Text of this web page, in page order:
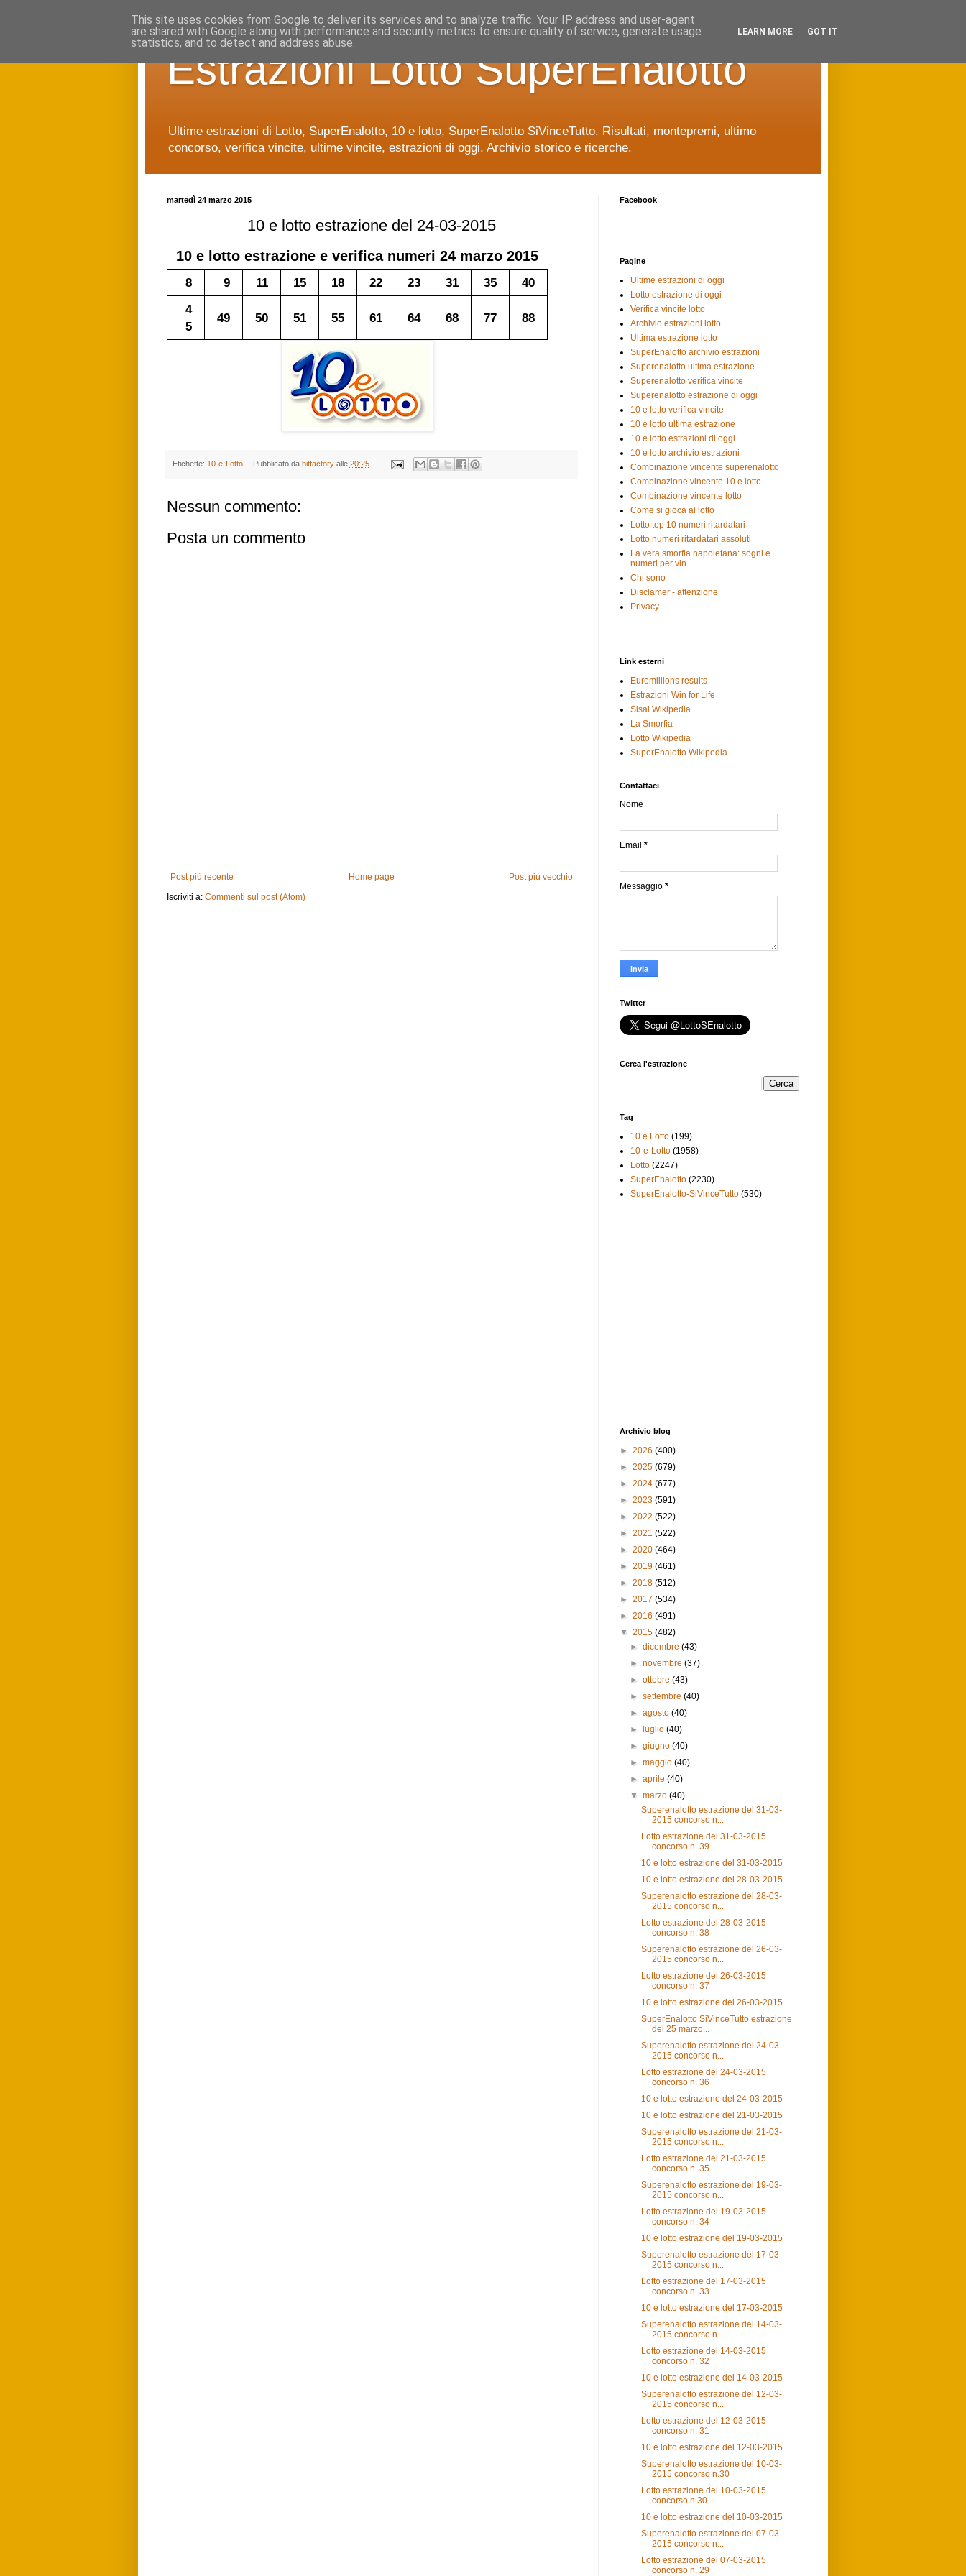
Estrazioni Lotto SuperEnalotto
Ultime estrazioni di Lotto, SuperEnalotto, 10 e lotto, SuperEnalotto SiVinceTutto. Risultati, montepremi, ultimo
concorso, verifica vincite, ultime vincite, estrazioni di oggi. Archivio storico e ricerche.
martedì 24 marzo 2015
10 e lotto estrazione del 24-03-2015
10 e lotto estrazione e verifica numeri 24 marzo 2015
8 9 11 15 18 22 23 31 35
40
4
5
49 50 51 55 61 64 68 77 88
Etichette: 10-e-Lotto Pubblicato da bitfactory alle 20:25
Nessun commento:
Posta un commento
Post più recente Post più vecchio
Home page
Iscriviti a: Commenti sul post (Atom)
Facebook
Pagine
Ultime estrazioni di oggi
Lotto estrazione di oggi
Verifica vincite lotto
Archivio estrazioni lotto
Ultima estrazione lotto
SuperEnalotto archivio estrazioni
Superenalotto ultima estrazione
Superenalotto verifica vincite
Superenalotto estrazione di oggi
10 e lotto verifica vincite
10 e lotto ultima estrazione
10 e lotto estrazioni di oggi
10 e lotto archivio estrazioni
Combinazione vincente superenalotto
Combinazione vincente 10 e lotto
Combinazione vincente lotto
Come si gioca al lotto
Lotto top 10 numeri ritardatari
Lotto numeri ritardatari assoluti
La vera smorfia napoletana: sogni e
numeri per vin...
Chi sono
Disclamer - attenzione
Privacy
Link esterni
Euromillions results
Estrazioni Win for Life
Sisal Wikipedia
La Smorfia
Lotto Wikipedia
SuperEnalotto Wikipedia
Contattaci
Nome
Email *
Messaggio *
Twitter
Cerca l'estrazione
Tag
10 e Lotto (199)
10-e-Lotto (1958)
Lotto (2247)
SuperEnalotto (2230)
SuperEnalotto-SiVinceTutto (530)
Archivio blog
► 2026 (400)
► 2025 (679)
► 2024 (677)
► 2023 (591)
► 2022 (522)
► 2021 (522)
► 2020 (464)
► 2019 (461)
► 2018 (512)
► 2017 (534)
► 2016 (491)
▼ 2015 (482)
►dicembre(43)
►novembre(37)
►ottobre(43)
►settembre(40)
►agosto(40)
►
luglio(40)
►giugno(40)
►maggio(40)
►aprile(40)
▼marzo(40)
Superenalotto estrazione del 31-03-
2015 concorso n...
Lotto estrazione del 31-03-2015
concorso n. 39
10 e lotto estrazione del 31-03-2015
10 e lotto estrazione del 28-03-2015
Superenalotto estrazione del 28-03-
2015 concorso n...
Lotto estrazione del 28-03-2015
concorso n. 38
Superenalotto estrazione del 26-03-
2015 concorso n...
Lotto estrazione del 26-03-2015
concorso n. 37
10 e lotto estrazione del 26-03-2015
SuperEnalotto SiVinceTutto estrazione
del 25 marzo...
Superenalotto estrazione del 24-03-
2015 concorso n...
Lotto estrazione del 24-03-2015
concorso n. 36
10 e lotto estrazione del 24-03-2015
10 e lotto estrazione del 21-03-2015
Superenalotto estrazione del 21-03-
2015 concorso n...
Lotto estrazione del 21-03-2015
concorso n. 35
Superenalotto estrazione del 19-03-
2015 concorso n...
Lotto estrazione del 19-03-2015
concorso n. 34
10 e lotto estrazione del 19-03-2015
Superenalotto estrazione del 17-03-
2015 concorso n...
Lotto estrazione del 17-03-2015
concorso n. 33
10 e lotto estrazione del 17-03-2015
Superenalotto estrazione del 14-03-
2015 concorso n...
Lotto estrazione del 14-03-2015
concorso n. 32
10 e lotto estrazione del 14-03-2015
Superenalotto estrazione del 12-03-
2015 concorso n...
Lotto estrazione del 12-03-2015
concorso n. 31
10 e lotto estrazione del 12-03-2015
Superenalotto estrazione del 10-03-
2015 concorso n.30
Lotto estrazione del 10-03-2015
concorso n.30
10 e lotto estrazione del 10-03-2015
Superenalotto estrazione del 07-03-
2015 concorso n...
Lotto estrazione del 07-03-2015
concorso n. 29
This site uses cookies from Google to deliver its services and to analyze traffic. Your IP address and user-agent
are shared with Google along with performance and security metrics to ensure quality of service, generate usage
statistics, and to detect and address abuse.
LEARN MORE GOT IT